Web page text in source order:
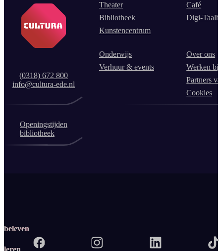
(0318) 672 800
info@cultura-ede.nl
Theater
Bibliotheek
Kunstencentrum
Café
Digi-
Onderwijs
Verhuur & events
Over ons
Werken
Partners
Cookies
Openingstijden
bibliotheek
beleven
leren